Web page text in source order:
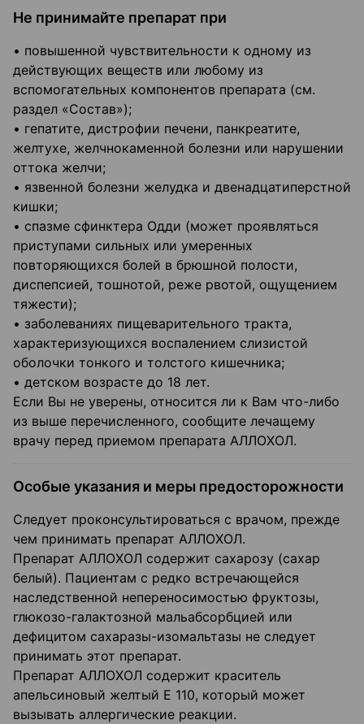
Не принимайте препарат при
• повышенной чувствительности к одному из
действующих веществ или любому из
вспомогательных компонентов препарата (см.
раздел «Состав»);
• гепатите, дистрофии печени, панкреатите,
желтухе, желчнокаменной болезни или нарушении
оттока желчи;
• язвенной болезни желудка и двенадцатиперстной
кишки;
• спазме сфинктера Одди (может проявляться
приступами сильных или умеренных
повторяющихся болей в брюшной полости,
диспепсией, тошнотой, реже рвотой, ощущением
тяжести);
• заболеваниях пищеварительного тракта,
характеризующихся воспалением слизистой
оболочки тонкого и толстого кишечника;
• детском возрасте до 18 лет.
Если Вы не уверены, относится ли к Вам что-либо
из выше перечисленного, сообщите лечащему
врачу перед приемом препарата АЛЛОХОЛ.
Особые указания и меры предосторожности
Следует проконсультироваться с врачом, прежде
чем принимать препарат АЛЛОХОЛ.
Препарат АЛЛОХОЛ содержит сахарозу (сахар
белый). Пациентам с редко встречающейся
наследственной непереносимостью фруктозы,
глюкозо-галактозной мальабсорбцией или
дефицитом сахаразы-изомальтазы не следует
принимать этот препарат.
Препарат АЛЛОХОЛ содержит краситель
апельсиновый желтый Е 110, который может
вызывать аллергические реакции.